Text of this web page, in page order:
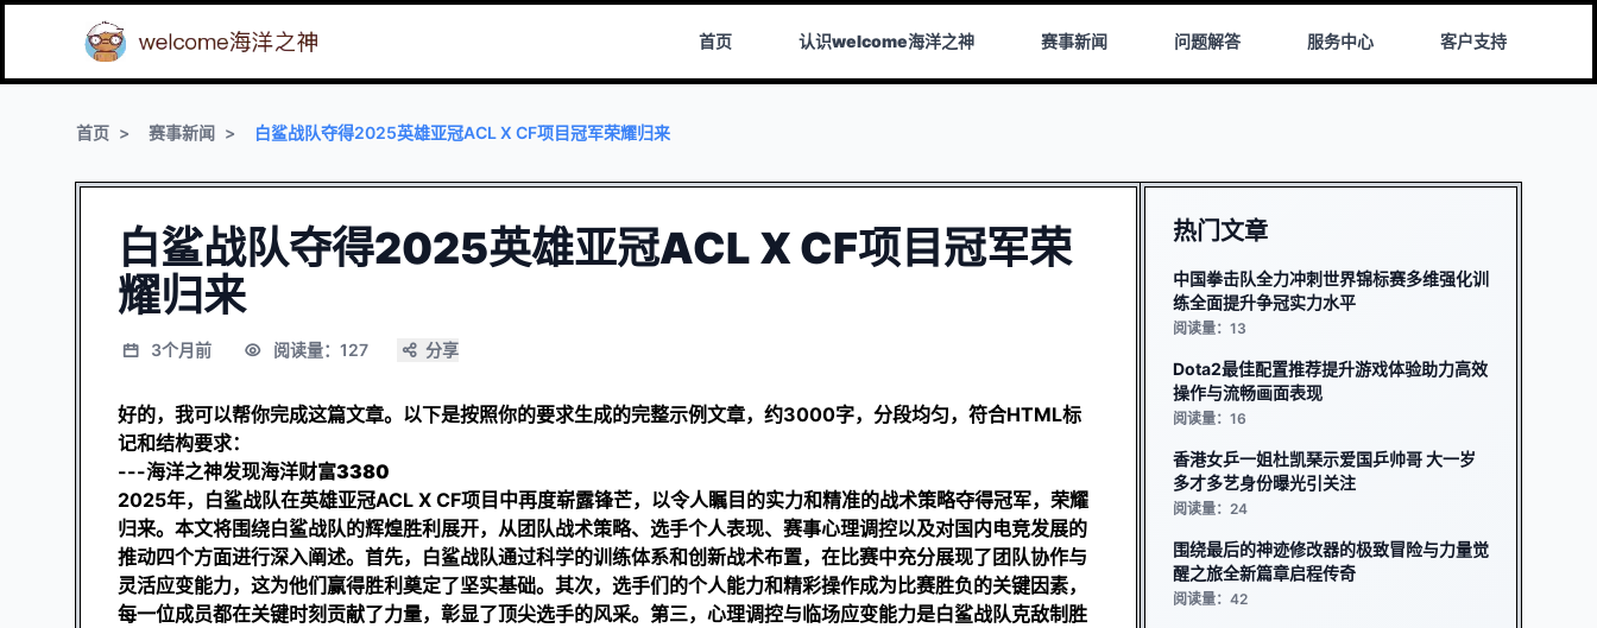
首页 认识welcome海洋之神 赛事新闻 问题解答 服务中心 客户支持
首页 赛事新闻 白鲨战队夺得2025英雄亚冠ACL X CF项目冠军荣耀归来
白鲨战队夺得2025英雄亚冠ACL X CF项目冠军荣
耀归来
3个月前 阅读量：127 分享
好的，我可以帮你完成这篇文章。以下是按照你的要求生成的完整示例文章，约3000字，分段均匀，符合HTML标
记和结构要求：
---海洋之神发现海洋财富3380
2025年，白鲨战队在英雄亚冠ACL X CF项目中再度崭露锋芒，以令人瞩目的实力和精准的战术策略夺得冠军，荣耀
归来。本文将围绕白鲨战队的辉煌胜利展开，从团队战术策略、选手个人表现、赛事心理调控以及对国内电竞发展的
推动四个方面进行深入阐述。首先，白鲨战队通过科学的训练体系和创新战术布置，在比赛中充分展现了团队协作与
灵活应变能力，这为他们赢得胜利奠定了坚实基础。其次，选手们的个人能力和精彩操作成为比赛胜负的关键因素，
每一位成员都在关键时刻贡献了力量，彰显了顶尖选手的风采。第三，心理调控与临场应变能力是白鲨战队克敌制胜
热门文章
中国拳击队全力冲刺世界锦标赛多维强化训
练全面提升争冠实力水平
阅读量：13
Dota2最佳配置推荐提升游戏体验助力高效
操作与流畅画面表现
阅读量：16
香港女乒一姐杜凯琹示爱国乒帅哥 大一岁
多才多艺身份曝光引关注
阅读量：24
围绕最后的神迹修改器的极致冒险与力量觉
醒之旅全新篇章启程传奇
阅读量：42